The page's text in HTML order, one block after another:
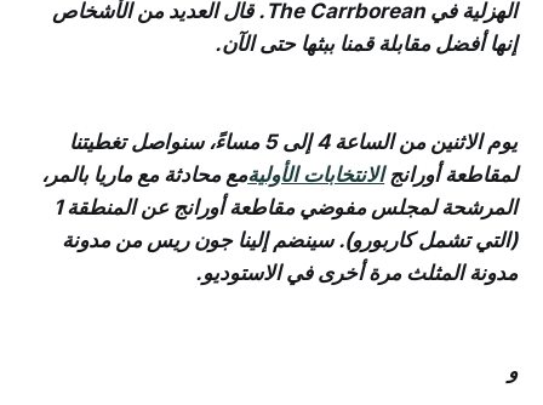
الهزلية في The Carrborean. قال العديد من الأشخاص
إنها أفضل مقابلة قمنا ببثها حتى الآن.
يوم الاثنين من الساعة 4 إلى 5 مساءً، سنواصل تغطيتنا
لمقاطعة أورانجالانتخابات الأوليةمع محادثة مع ماريا بالمر،
المرشحة لمجلس مفوضي مقاطعة أورانج عن المنطقة 1
(التي تشمل كاربورو). سينضم إلينا جون ريس من مدونة
مدونة المثلث مرة أخرى في الاستوديو.
و